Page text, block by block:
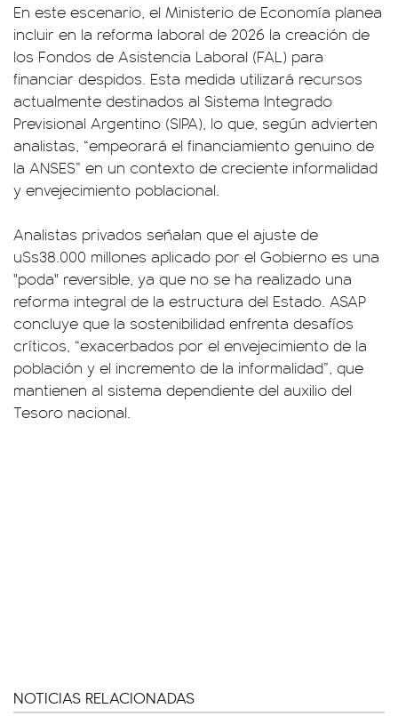
En este escenario, el Ministerio de Economía planea
incluir en la reforma laboral de 2026 la creación de
los Fondos de Asistencia Laboral (FAL) para
financiar despidos. Esta medida utilizará recursos
actualmente destinados al Sistema Integrado
Previsional Argentino (SIPA), lo que, según advierten
analistas, “empeorará el financiamiento genuino de
la ANSES” en un contexto de creciente informalidad
y envejecimiento poblacional.
Analistas privados señalan que el ajuste de
u$s38.000 millones aplicado por el Gobierno es una
"poda" reversible, ya que no se ha realizado una
reforma integral de la estructura del Estado. ASAP
concluye que la sostenibilidad enfrenta desafíos
críticos, “exacerbados por el envejecimiento de la
población y el incremento de la informalidad”, que
mantienen al sistema dependiente del auxilio del
Tesoro nacional.
NOTICIAS RELACIONADAS